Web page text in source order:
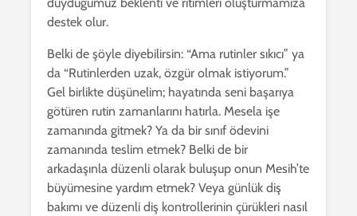
destek olur.
Belki de şöyle diyebilirsin: “Ama rutinler sıkıcı” ya
da “Rutinlerden uzak, özgür olmak istiyorum.”
Gel birlikte düşünelim; hayatında seni başarıya
götüren rutin zamanlarını hatırla. Mesela işe
zamanında gitmek? Ya da bir sınıf ödevini
zamanında teslim etmek? Belki de bir
arkadaşınla düzenli olarak buluşup onun Mesih’te
büyümesine yardım etmek? Veya günlük diş
bakımı ve düzenli diş kontrollerinin çürükleri nasıl